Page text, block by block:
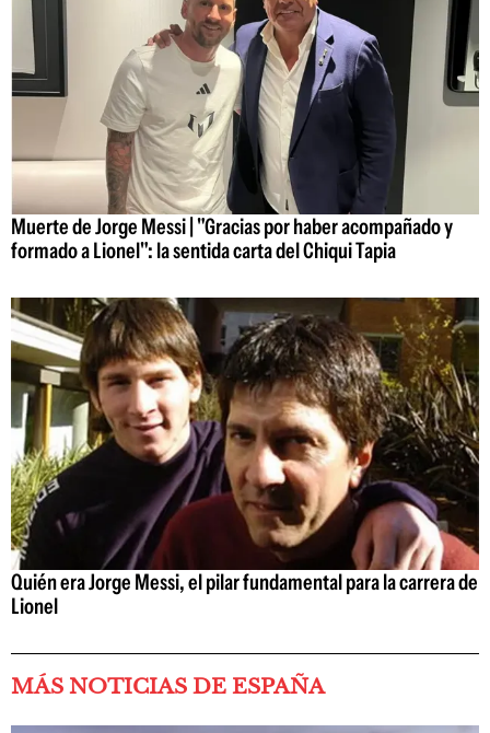
Muerte de Jorge Messi | "Gracias por haber acompañado y
formado a Lionel": la sentida carta del Chiqui Tapia
Quién era Jorge Messi, el pilar fundamental para la carrera de
Lionel
MÁS NOTICIAS DE ESPAÑA